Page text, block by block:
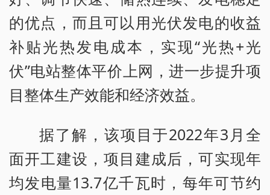
的优点，而且可以用光伏发电的收益
补贴光热发电成本，实现“光热+光
伏”电站整体平价上网，进一步提升项
目整体生产效能和经济效益。
据了解，该项目于2022年3月全
面开工建设，项目建成后，可实现年
均发电量13.7亿千瓦时，每年可节约